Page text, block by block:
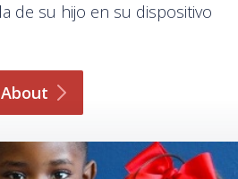
de su hijo en su dispositivo